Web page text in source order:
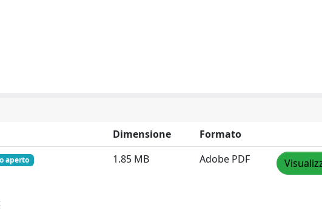
Dimensione
Formato
aperto 1.85 MB Adobe PDF